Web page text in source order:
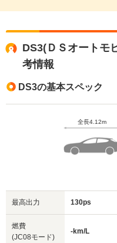
DS3(ＤＳオートモ
考情報
DS3の基本スペック
全長4.12m
最高出力 130ps
燃費
(JC08モード)
-km/L